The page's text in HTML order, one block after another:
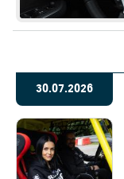
30.07.2026